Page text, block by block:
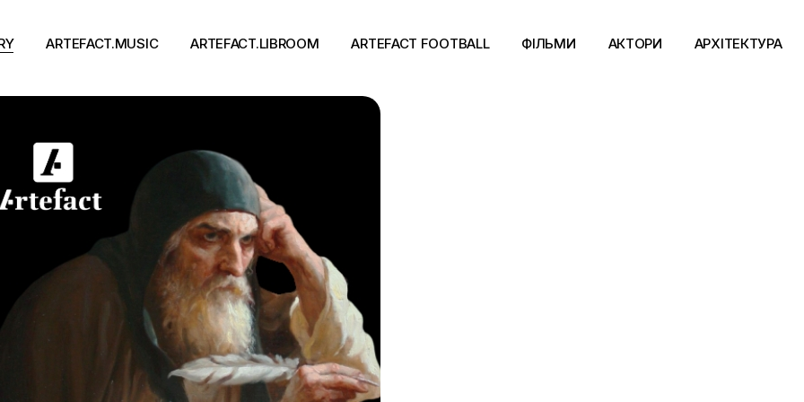
ARTEFACT.MUSIC
Альбоми
Концерти
ARTEFACT.LIBROOM
Письменники
Події
ARTEFACT FOOTBALL ФІЛЬМИ АКТОРИ АРХІТЕКТУРА